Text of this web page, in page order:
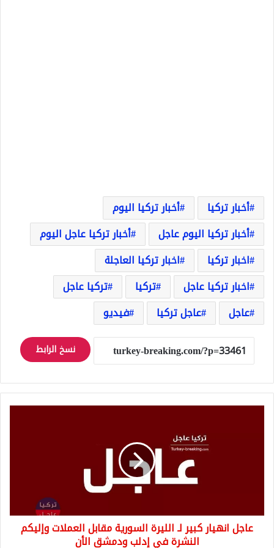
أخبار تركيا
أخبار تركيا اليوم
أخبار تركيا اليوم عاجل
أخبار تركيا عاجل اليوم
اخبار تركيا
اخبار تركيا العاجلة
اخبار تركيا عاجل
تركيا
تركيا عاجل
عاجل
عاجل تركيا فيديو
نسخ الرابط
وإليكم
النشرة
عاجل انهيار كبير لـ الليرة السورية مقابل العملات وإليكم
النشرة في إدلب ودمشق الأن